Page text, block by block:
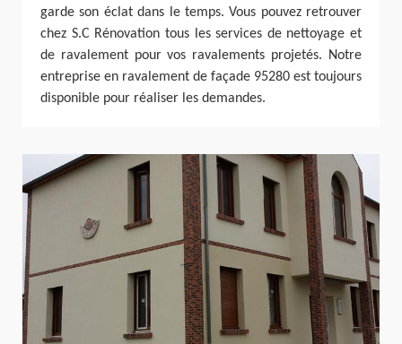
garde son éclat dans le temps. Vous pouvez retrouver
chez S.C Rénovation tous les services de nettoyage et
de ravalement pour vos ravalements projetés. Notre
entreprise en ravalement de façade 95280 est toujours
disponible pour réaliser les demandes.